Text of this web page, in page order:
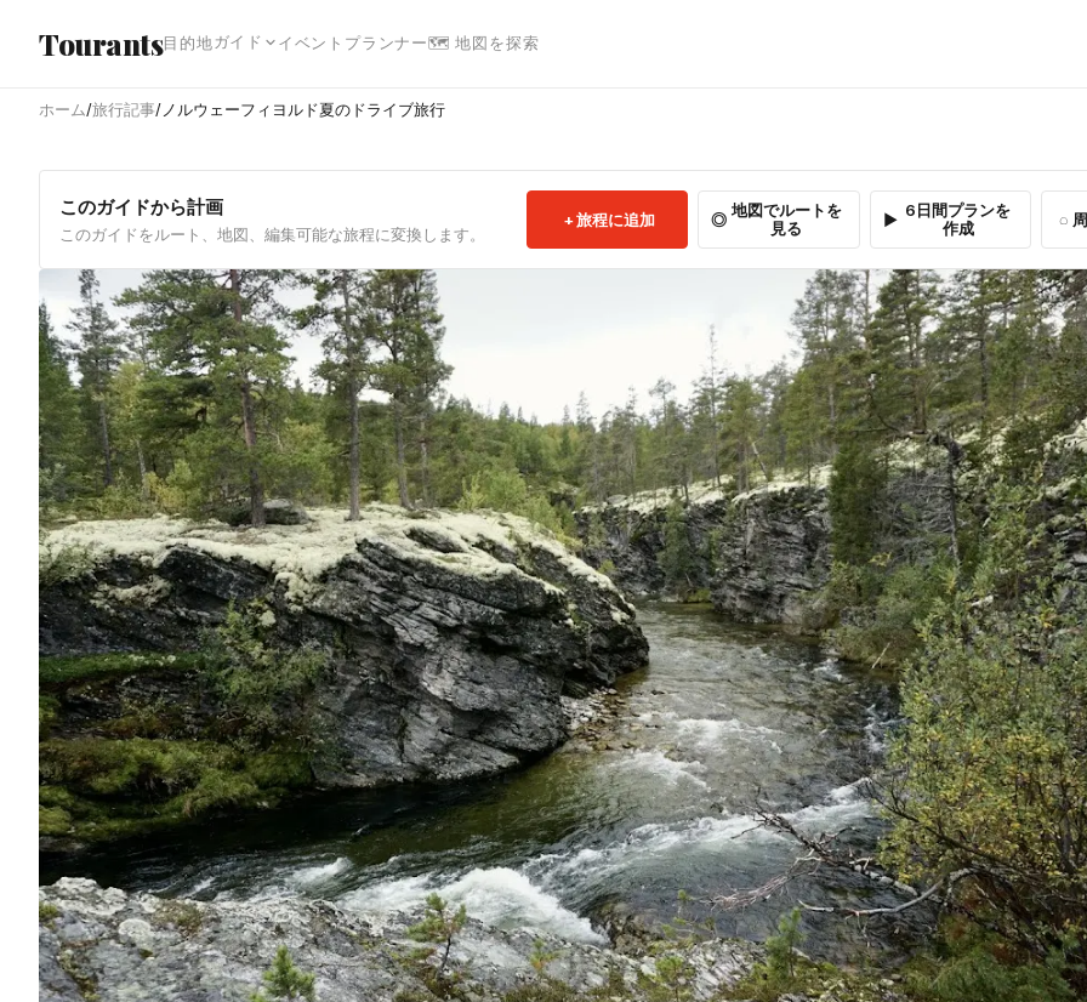
Tourants目的地ガイド イベント プランナー🗺 地図を探索
ホーム/旅行記事/ ノルウェーフィヨルド夏のドライブ旅行
このガイドから計画
このガイドをルート、地図、編集可能な旅程に変換します。
旅程に追加
地図でルートを
見る
6日間プランを
作成